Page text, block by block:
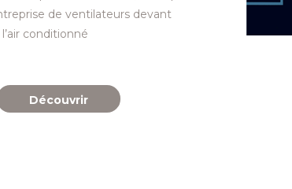
de ventilateurs devant
conditionné
Découvrir